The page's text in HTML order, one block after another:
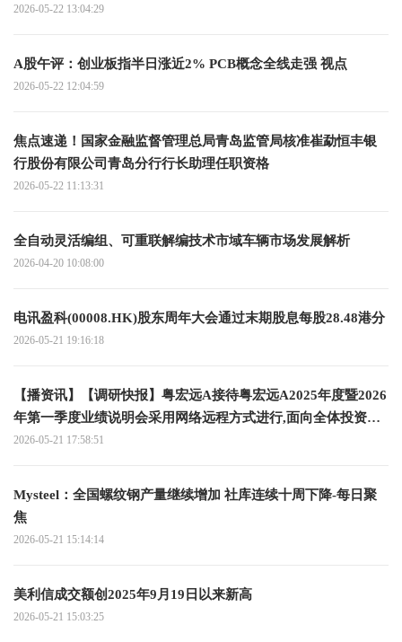
2026-05-22 13:04:29
A股午评：创业板指半日涨近2% PCB概念全线走强 视点
2026-05-22 12:04:59
焦点速递！国家金融监督管理总局青岛监管局核准崔勐恒丰银
行股份有限公司青岛分行行长助理任职资格
2026-05-22 11:13:31
全自动灵活编组、可重联解编技术市域车辆市场发展解析
2026-04-20 10:08:00
电讯盈科(00008.HK)股东周年大会通过末期股息每股28.48港分
2026-05-21 19:16:18
【播资讯】【调研快报】粤宏远A接待粤宏远A2025年度暨2026
年第一季度业绩说明会采用网络远程方式进行,面向全体投资者
调研
2026-05-21 17:58:51
Mysteel：全国螺纹钢产量继续增加 社库连续十周下降-每日聚
焦
2026-05-21 15:14:14
美利信成交额创2025年9月19日以来新高
2026-05-21 15:03:25